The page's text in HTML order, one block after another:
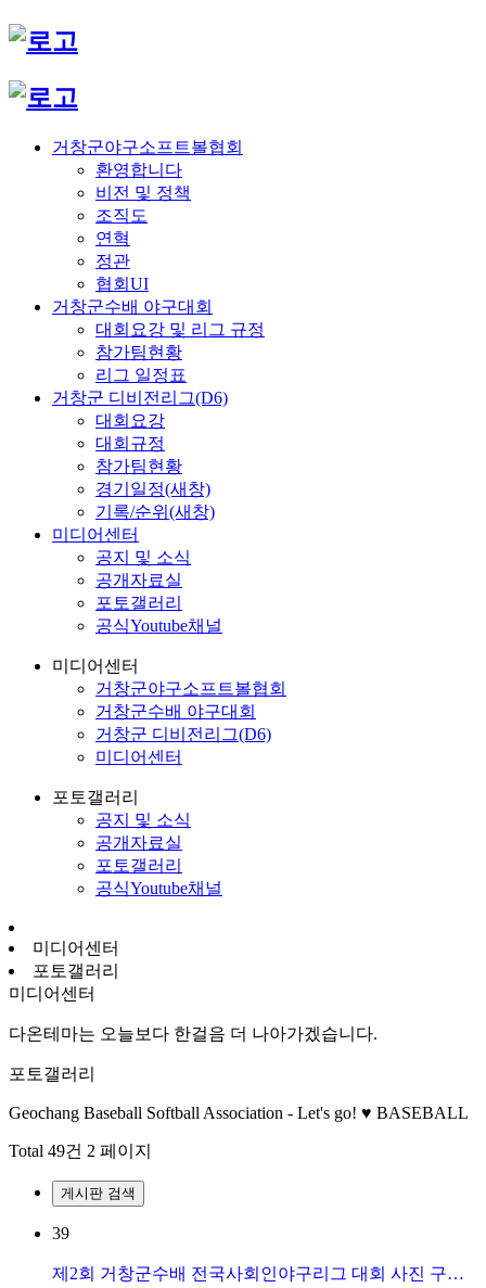
거창군야구소프트볼협회
환영합니다
비전 및 정책
조직도
연혁
정관
협회UI
거창군수배 야구대회
대회요강 및 리그 규정
참가팀현황
리그 일정표
거창군 디비전리그(D6)
대회요강
대회규정
참가팀현황
경기일정(새창)
기록/순위(새창)
미디어센터
공지 및 소식
공개자료실
포토갤러리
공식Youtube채널
미디어센터
거창군야구소프트볼협회
거창군수배 야구대회
거창군 디비전리그(D6)
미디어센터
포토갤러리
공지 및 소식
공개자료실
포토갤러리
공식Youtube채널
미디어센터
포토갤러리
미디어센터
다온테마는 오늘보다 한걸음 더 나아가겠습니다.
포토갤러리
Geochang Baseball Softball Association - Let's go! ♥ BASEBALL
Total 49건 2 페이지
게시판 검색
39
제2회 거창군수배 전국사회인야구리그 대회 사진 구인모 군수님 시구 사진